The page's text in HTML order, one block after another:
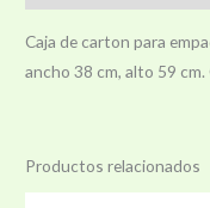
Caja de carton para
ancho 38 cm, alto 59 cm.
Productos relacionados